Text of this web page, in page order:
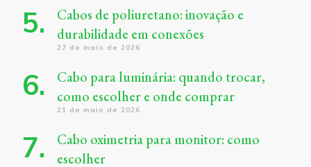
Cabos de poliuretano: inovação e
durabilidade em conexões
27 de maio de 2026
Cabo para luminária: quando trocar,
como escolher e onde comprar
21 de maio de 2026
Cabo oximetria para monitor: como
escolher